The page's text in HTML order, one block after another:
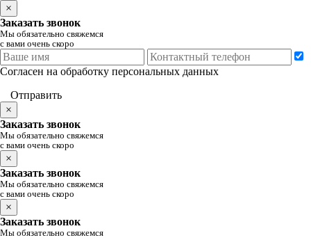
×
Заказать звонок
Мы обязательно свяжемся
с вами очень скоро
Согласен на обработку персональных данных
Отправить
×
Заказать звонок
Мы обязательно свяжемся
с вами очень скоро
×
Заказать звонок
Мы обязательно свяжемся
с вами очень скоро
×
Заказать звонок
Мы обязательно свяжемся